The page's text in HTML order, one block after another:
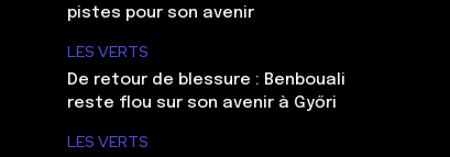
pistes pour son avenir
LES VERTS
De retour de blessure : Benbouali
reste flou sur son avenir à Győri
LES VERTS